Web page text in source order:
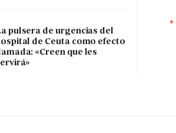
pulsera de urgencias del
de Ceuta como efecto
«Creen que les